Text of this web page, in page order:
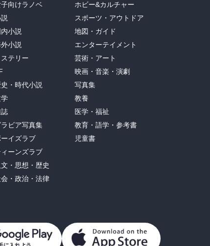
向けラノベ
内小説
小説
ステリー
史・時代小説
ラビア写真集
イズラブ
ィーンズラブ
文・思想・歴史
・政治・法律
ホビー&カルチャー
スポーツ・アウトドア
地図・ガイド
エンターテイメント
芸術・アート
映画・音楽・演劇
写真集
教養
医学・福祉
教育・語学・参考書
児童書